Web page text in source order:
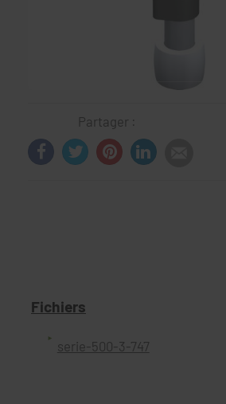
Partager :
Fichiers
serie-500-3-747